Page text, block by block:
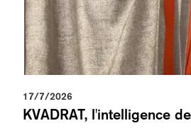
17/7/2026
KVADRAT, l'intelligence